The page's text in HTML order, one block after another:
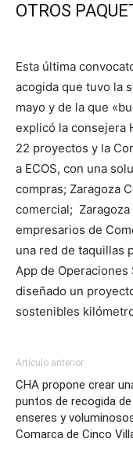
OTROS
Esta última
acogida que tuvo la
mayo y de la que
explicó la consejera
22 proyectos y la
a ECOS, con una
compras; Zaragoza
comercial;
empresarios de
una red de taquillas
App de
diseñado un
sostenibles
Artículo anterior
CHA propone crear
puntos de recogida de
enseres y
Comarca de Cinco